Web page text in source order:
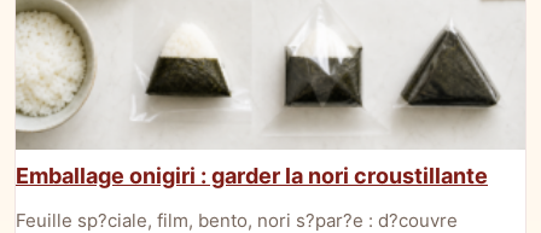
Emballage onigiri : garder la nori croustillante
Feuille sp?ciale, film, bento, nori s?par?e : d?couvre